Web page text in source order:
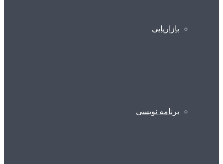
بازاریابی
برنامه نویسی